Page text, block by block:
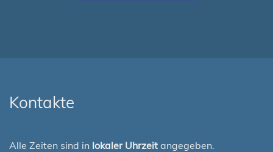
Kontakte
Alle Zeiten sind in lokaler Uhrzeit angegeben.